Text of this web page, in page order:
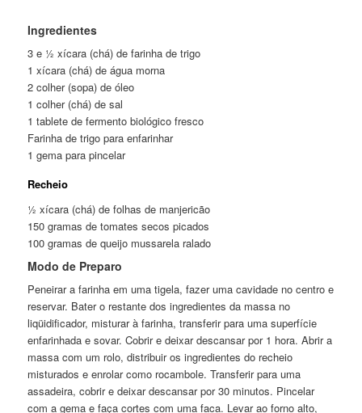
Ingredientes
3 e ½ xícara (chá) de farinha de trigo
1 xícara (chá) de água morna
2 colher (sopa) de óleo
1 colher (chá) de sal
1 tablete de fermento biológico fresco
Farinha de trigo para enfarinhar
1 gema para pincelar
Recheio
½ xícara (chá) de folhas de manjericão
150 gramas de tomates secos picados
100 gramas de queijo mussarela ralado
Modo de Preparo
Peneirar a farinha em uma tigela, fazer uma cavidade no centro e
reservar. Bater o restante dos ingredientes da massa no
liqüidificador, misturar à farinha, transferir para uma superfície
enfarinhada e sovar. Cobrir e deixar descansar por 1 hora. Abrir a
massa com um rolo, distribuir os ingredientes do recheio
misturados e enrolar como rocambole. Transferir para uma
assadeira, cobrir e deixar descansar por 30 minutos. Pincelar
com a gema e faça cortes com uma faca. Levar ao forno alto,